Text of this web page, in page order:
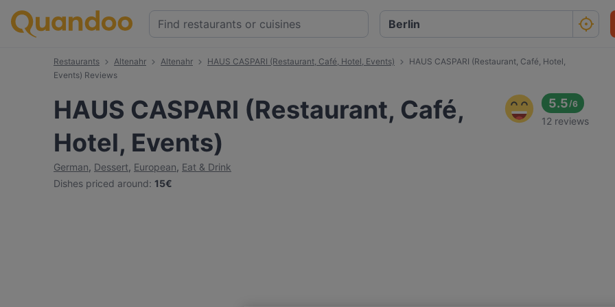
Restaurants Altenahr Altenahr HAUS CASPARI (Restaurant, Café, Hotel, Events)
HAUS CASPARI (Restaurant, Café, Hotel,
Events) Reviews
HAUS CASPARI (Restaurant, Café,
Hotel, Events)
German, Dessert, European, Eat & Drink
Dishes priced around: 15€
5.5/6
12 reviews